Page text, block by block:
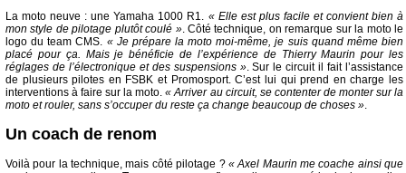
La moto neuve : une Yamaha 1000 R1. « Elle est plus facile et convient bien à
mon style de pilotage plutôt coulé ». Côté technique, on remarque sur la moto le
logo du team CMS. « Je prépare la moto moi-même, je suis quand même bien
placé pour ça. Mais je bénéficie de l’expérience de Thierry Maurin pour les
réglages de l’électronique et des suspensions ». Sur le circuit il fait l’assistance
de plusieurs pilotes en FSBK et Promosport. C’est lui qui prend en charge les
interventions à faire sur la moto.« Arriver au circuit, se contenter de monter sur la
moto et rouler, sans s’occuper du reste ça change beaucoup de choses ».
Un coach de renom
Voilà pour la technique, mais côté pilotage ? « Axel Maurin me coache ainsi que